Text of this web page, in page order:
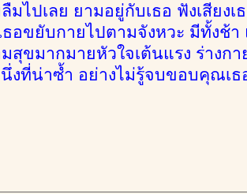
ลืมไปเลย ยามอยู่กับเธอ ฟังเสีย
ธอขยับกายไปตามจังหวะ มีทั้งช้
สุขมากมายหัวใจเต้นแรง ร่างก
งที่น่าซ้ำ อย่างไม่รู้จบขอบคุณเ